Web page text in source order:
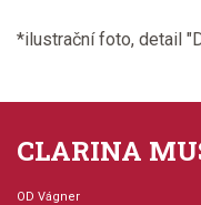
*ilustrační foto, detail
CLARINA
OD Vágner